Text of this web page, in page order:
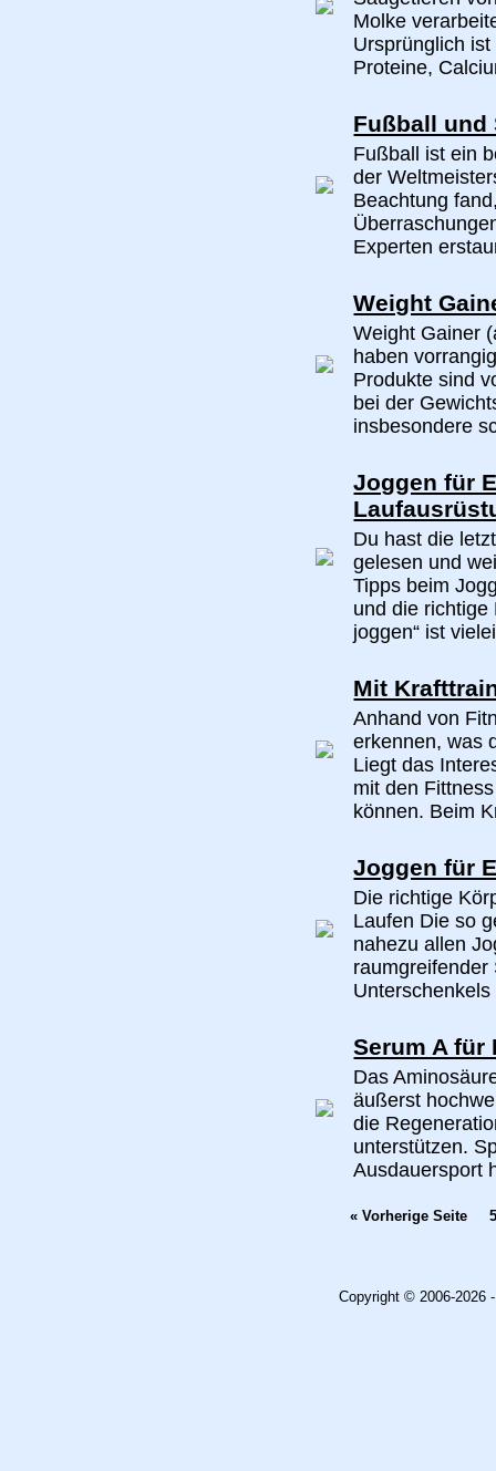
Molke
Ursprünglich
Proteine,
Fußball und
Fußball ist ein
der
Beachtung
Experten
Weight
Weight Gainer
haben
Produkte sind
bei der
insbesondere
Joggen für
Du hast die
gelesen und
Tipps beim
und die richtige
joggen“ ist
Mit
Anhand von
erkennen, was
Liegt das
mit den
können. Beim
Joggen für
Die richtige
Laufen Die so
nahezu allen
raumgreifender
Serum A für
Das
äußerst
die
unterstützen.
Ausdauersport
« Vorherige Seite
Copyright © 2006-